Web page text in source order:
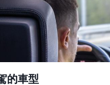
的車型